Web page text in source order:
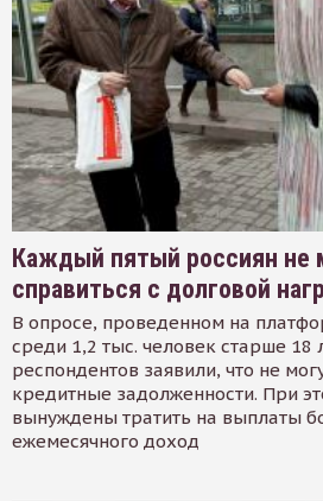
Каждый пятый россиян не
справиться с долговой
В опросе, проведенном на
среди 1,2 тыс. человек старше 18
респондентов заявили, что не
кредитные задолженности. При
вынуждены тратить на выплаты
ежемесячного доход